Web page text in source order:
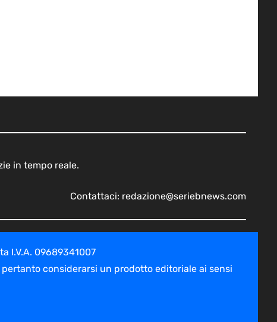
in tempo reale.
Contattaci: redazione@seriebnews.com
I.V.A. 09689341007
considerarsi un prodotto editoriale ai sensi